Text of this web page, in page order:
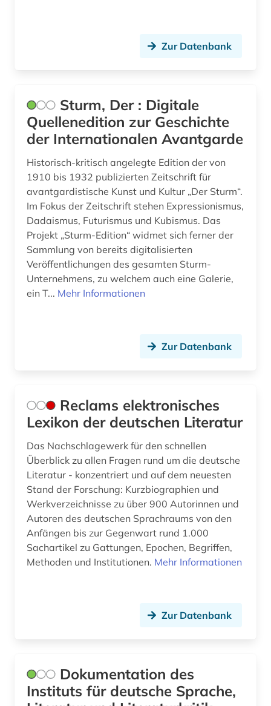
Zur Datenbank
Sturm, Der : Digitale
Quellenedition zur Geschichte
der Internationalen Avantgarde
Historisch-kritisch angelegte Edition der von
1910 bis 1932 publizierten Zeitschrift für
avantgardistische Kunst und Kultur „Der Sturm“.
Im Fokus der Zeitschrift stehen Expressionismus,
Dadaismus, Futurismus und Kubismus. Das
Projekt „Sturm-Edition“ widmet sich ferner der
Sammlung von bereits digitalisierten
Veröffentlichungen des gesamten Sturm-
Unternehmens, zu welchem auch eine Galerie,
ein T... Mehr Informationen
Zur Datenbank
Reclams elektronisches
Lexikon der deutschen Literatur
Das Nachschlagewerk für den schnellen
Überblick zu allen Fragen rund um die deutsche
Literatur - konzentriert und auf dem neuesten
Stand der Forschung: Kurzbiographien und
Werkverzeichnisse zu über 900 Autorinnen und
Autoren des deutschen Sprachraums von den
Anfängen bis zur Gegenwart rund 1.000
Sachartikel zu Gattungen, Epochen, Begriffen,
Methoden und Institutionen. Mehr Informationen
Zur Datenbank
Dokumentation des
Instituts für deutsche Sprache,